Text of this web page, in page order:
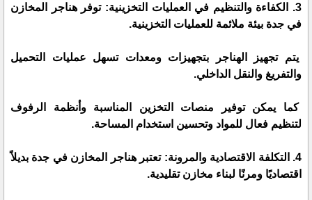
3. الكفاءة والتنظيم في العمليات التخزينية: توفر هناجر المخازن
في جدة بيئة ملائمة للعمليات التخزينية.
يتم تجهيز الهناجر بتجهيزات ومعدات تسهل عمليات التحميل
والتفريغ والنقل الداخلي.
كما يمكن توفير منصات التخزين المناسبة وأنظمة الرفوف
لتنظيم فعال للمواد وتحسين استخدام المساحة.
4. التكلفة الاقتصادية والمرونة: تعتبر هناجر المخازن في جدة بديلاً
اقتصاديًا ومرنًا لبناء مخازن تقليدية.